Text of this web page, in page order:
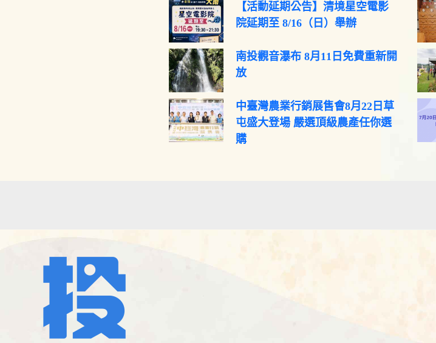
【活動延期公告】清境星空電影
院延期至 8/16（日）舉辦
南投觀音瀑布 8月11日免費重新開
放
中臺灣農業行銷展售會8月22日草
屯盛大登場 嚴選頂級農產任你選
購